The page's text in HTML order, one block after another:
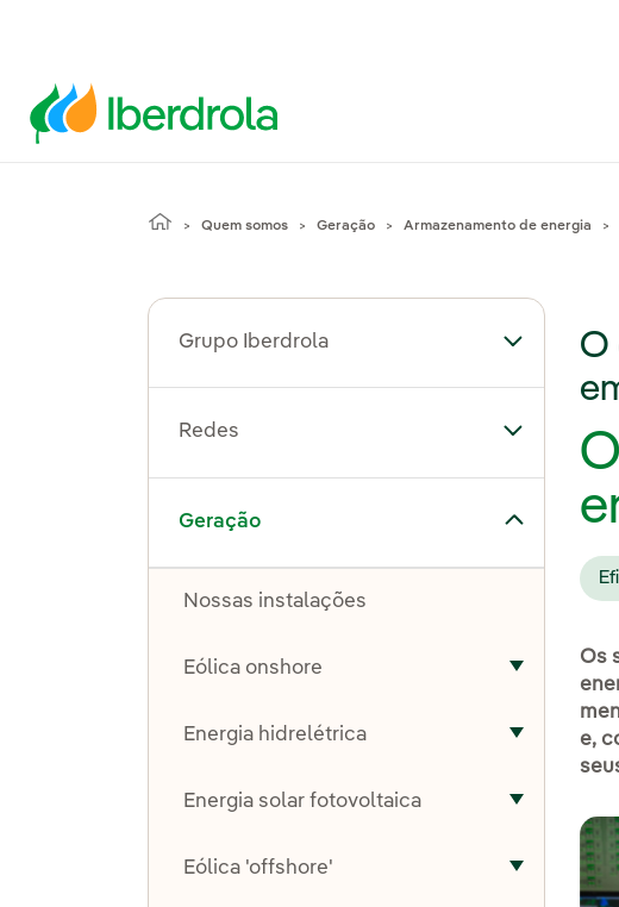
Quem somos Geração Armazenamento de energia
Grupo Iberdrola Alternar
Redes Alternar
Geração
Alternar submenu de Geração
Nossas instalações
Eólica onshore
Alternar
Energia hidrelétrica
Alternar
Energia solar fotovoltaica
Alternar
Eólica 'offshore'
Alternar
O
Os
e,